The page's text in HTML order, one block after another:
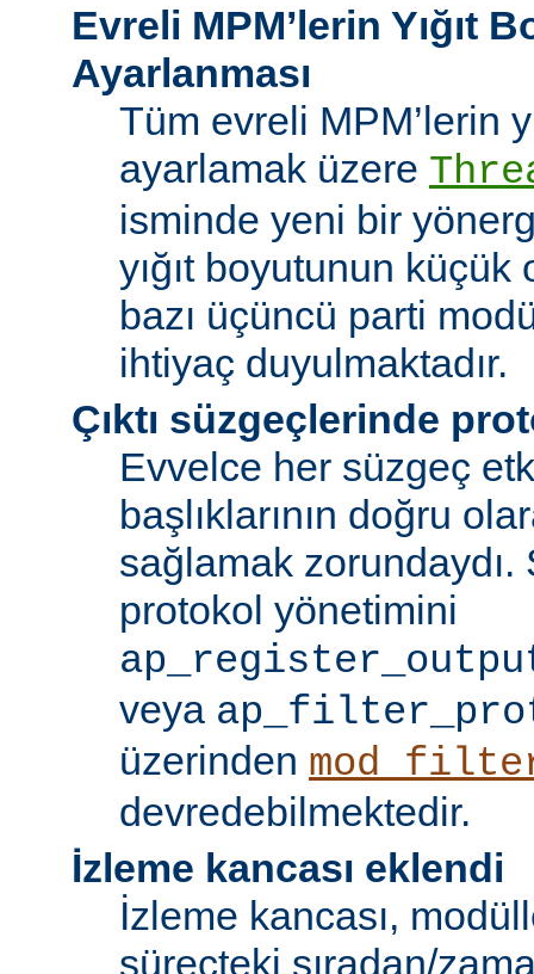
Evreli MPM’lerin Yığıt
Ayarlanması
Tüm evreli MPM’lerin
ayarlamak üzere
isminde yeni bir
yığıt boyutunun
bazı üçüncü parti
ihtiyaç duyulmaktadır.
Çıktı süzgeçlerinde
Evvelce her süzgeç
başlıklarının doğru
sağlamak zorundaydı.
protokol yönetimini
veya
üzerinden
devredebilmektedir.
İzleme kancası eklendi
İzleme kancası,
süreçteki sıradan/